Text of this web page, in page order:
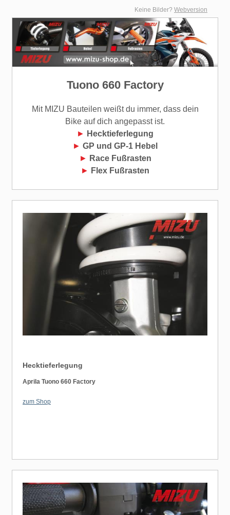
Keine Bilder? Webversion
Tuono 660 Factory
Mit MIZU Bauteilen weißt du immer, dass dein
Bike auf dich angepasst ist.
► Hecktieferlegung
► GP und GP-1 Hebel
► Race Fußrasten
► Flex Fußrasten
Hecktieferlegung
Aprila Tuono 660 Factory
zum Shop